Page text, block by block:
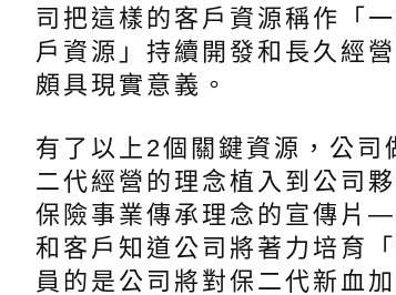
司把這樣的客戶資源稱作「
戶資源」持續開發和長久經
頗具現實意義。
有了以上2個關鍵資源，公
二代經營的理念植入到公司
保險事業傳承理念的宣傳片
和客戶知道公司將著力培育
員的是公司將對保二代新血